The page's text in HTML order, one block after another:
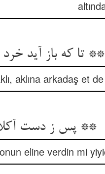
aklına arkadaş et
eline verdin mi